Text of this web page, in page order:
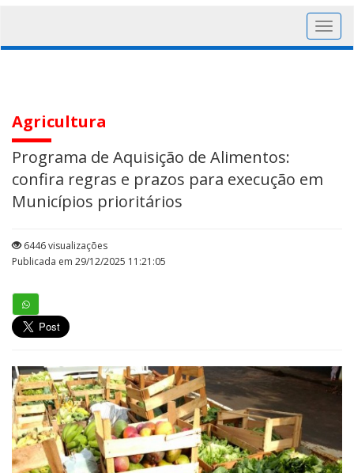
Agricultura
Programa de Aquisição de Alimentos:
confira regras e prazos para execução em
Municípios prioritários
6446 visualizações
Publicada em 29/12/2025 11:21:05